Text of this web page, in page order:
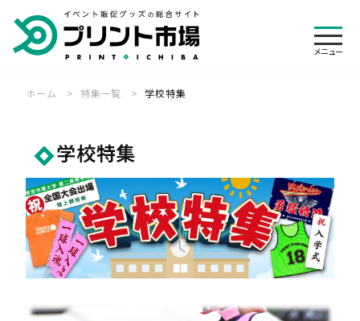
メニ
メニュー
オリジナルウェア 専門店
展示会装飾 専門店
横断幕・旗 専門店
のぼり旗 専門店
バナースタンド 専門店
パーツ・付属品 専門店
ご利用ガイド
見積・注文の流れ
帳票について
キャンセル・変更
送料・レンタル
入稿方法について
お急ぎ便について
お支払いについて
デザインの依頼について
その他
制作事例
お客様の声
会社概要
ホーム 特集一覧 学校特集
学校特集